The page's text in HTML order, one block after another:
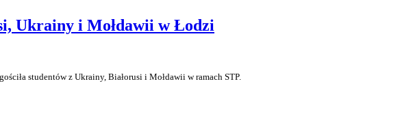
Ukrainy i Mołdawii w Łodzi
studentów z Ukrainy, Białorusi i Mołdawii w ramach STP.